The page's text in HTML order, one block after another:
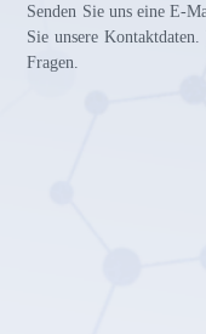
Senden Sie uns eine E-
Sie unsere
Fragen.